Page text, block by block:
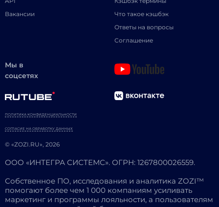
Вакансии
Что такое кэшбэк
Ответы на вопросы
Соглашение
Мы в
соцсетях
© «ZOZI.RU», 2026
ПОЛИТИКА КОНФИДЕНЦИАЛЬНОСТИ
СОГЛАСИЕ НА ОБРАБОТКУ ДАННЫХ
ООО «ИНТЕГРА СИСТЕМС». ОГРН: 1267800026559.
Собственное ПО, исследования и аналитика ZOZI™
помогают более чем 1 000 компаниям усиливать
маркетинг и программы лояльности, а пользователям